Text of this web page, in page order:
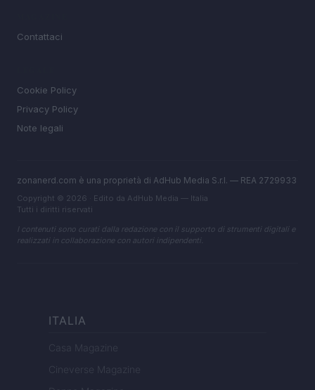
Contattaci
Cookie Policy
Privacy Policy
Note legali
zonanerd.com è una proprietà di AdHub Media S.r.l. — REA 2729933
Copyright © 2026 · Edito da AdHub Media — Italia
Tutti i diritti riservati
I contenuti sono curati dalla redazione con il supporto di strumenti digitali e
realizzati in collaborazione con autori indipendenti.
ITALIA
Casa Magazine
Cineverse Magazine